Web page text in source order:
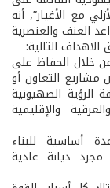
مع الأغيار”, أنه
العنف والعنصرية
التالية:
خلال الحفاظ على
مشاريع التعاون أو
الرؤية الصهيونية
والإقليمية
أساسية للبناء
ديانة عادية